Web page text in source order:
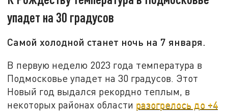
упадет на 30 градусов
Самой холодной станет ночь на 7 января.
В первую неделю 2023 года температура в
Подмосковье упадет на 30 градусов. Этот
Новый год выдался рекордно теплым, в
некоторых районах области разогрелось до +4